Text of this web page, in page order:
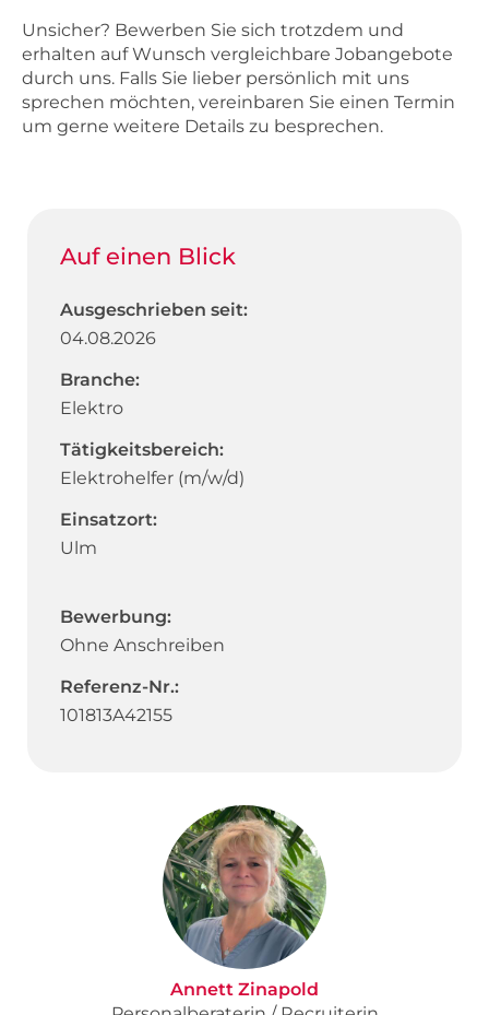
Unsicher? Bewerben Sie sich trotzdem und
erhalten auf Wunsch vergleichbare Jobangebote
durch uns. Falls Sie lieber persönlich mit uns
sprechen möchten, vereinbaren Sie einen Termin
um gerne weitere Details zu besprechen.
Auf einen Blick
Ausgeschrieben seit:
04.08.2026
Branche:
Elektro
Tätigkeitsbereich:
Elektrohelfer (m/w/d)
Einsatzort:
Ulm
Bewerbung:
Ohne Anschreiben
Referenz-Nr.:
101813A42155
Annett Zinapold